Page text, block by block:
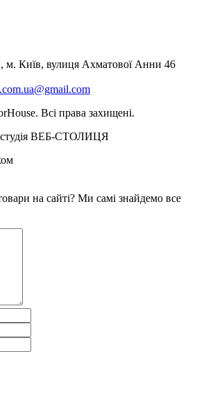
м. Київ, вулиця Ахматової Анни 46
Всі права захищені.
ВЕБ-СТОЛИЦЯ
на сайті? Ми самі знайдемо все